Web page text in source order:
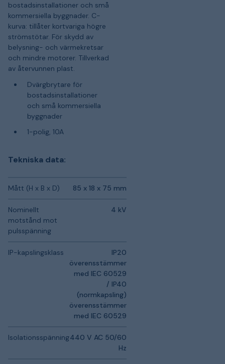
bostadsinstallationer och små
kommersiella byggnader. C-
kurva: tillåter kortvariga högre
strömstötar. För skydd av
belysning- och värmekretsar
och mindre motorer. Tillverkad
av återvunnen plast.
Dvärgbrytare för
bostadsinstallationer
och små kommersiella
byggnader
1-polig, 10A
Tekniska data:
Mått (H x B x D) 85 x 18 x 75 mm
Nominellt
motstånd mot
pulsspänning
4 kV
IP-kapslingsklass
IP20
överensstämmer
med IEC 60529
/ IP40
(normkapsling)
överensstämmer
med IEC 60529
Isolationsspänning440 V AC 50/60
Hz